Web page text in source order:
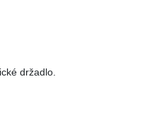
držadlo.